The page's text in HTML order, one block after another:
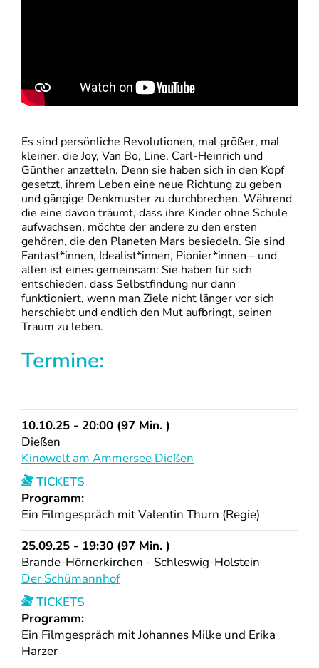
Es sind persönliche Revolutionen, mal größer, mal
kleiner, die Joy, Van Bo, Line, Carl-Heinrich und
Günther anzetteln. Denn sie haben sich in den Kopf
gesetzt, ihrem Leben eine neue Richtung zu geben
und gängige Denkmuster zu durchbrechen. Während
die eine davon träumt, dass ihre Kinder ohne Schule
aufwachsen, möchte der andere zu den ersten
gehören, die den Planeten Mars besiedeln. Sie sind
Fantast*innen, Idealist*innen, Pionier*innen – und
allen ist eines gemeinsam: Sie haben für sich
entschieden, dass Selbstfindung nur dann
funktioniert, wenn man Ziele nicht länger vor sich
herschiebt und endlich den Mut aufbringt, seinen
Traum zu leben.
Termine:
10.10.25 - 20:00 (97 Min. )
Dießen
Kinowelt am Ammersee Dießen
TICKETS
Programm:
Ein Filmgespräch mit Valentin Thurn (Regie)
25.09.25 - 19:30 (97 Min. )
Brande-Hörnerkirchen - Schleswig-Holstein
Der Schümannhof
TICKETS
Programm:
Ein Filmgespräch mit Johannes Milke und Erika
Harzer